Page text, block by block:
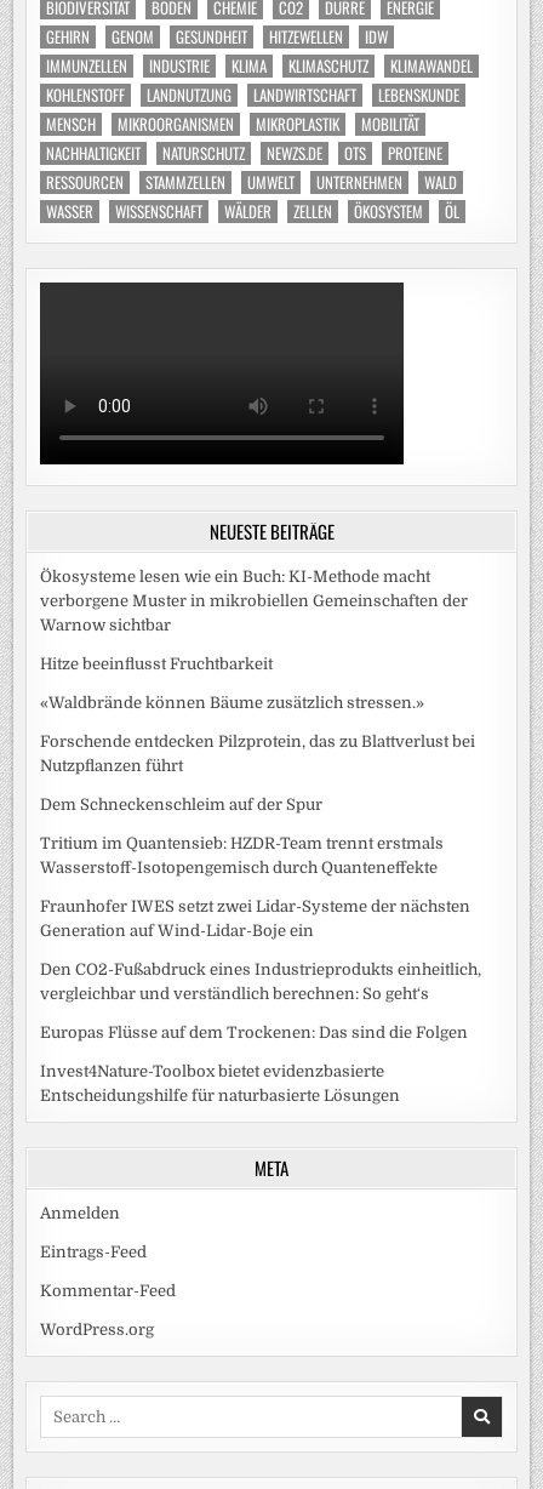
BIODIVERSITÄT BODEN CHEMIE CO2 DÜRRE
ENERGIE
GEHIRN
GENOM GESUNDHEIT HITZEWELLEN
IDW
IMMUNZELLEN
INDUSTRIE KLIMA KLIMASCHUTZ
KLIMAWANDEL
KOHLENSTOFF
LANDNUTZUNG LANDWIRTSCHAFT
LEBENSKUNDE
MENSCH
MIKROORGANISMEN MIKROPLASTIK
MOBILITÄT
NACHHALTIGKEIT
NATURSCHUTZ NEWZS.DE OTS
PROTEINE
RESSOURCEN
STAMMZELLEN UMWELT UNTERNEHMEN
WALD
WASSER
WISSENSCHAFT WÄLDER ZELLEN ÖKOSYSTEM ÖL
NEUESTE BEITRÄGE
Ökosysteme lesen wie ein Buch: KI-Methode macht
verborgene Muster in mikrobiellen Gemeinschaften der
Warnow sichtbar
Hitze beeinflusst Fruchtbarkeit
«Waldbrände können Bäume zusätzlich stressen.»
Forschende entdecken Pilzprotein, das zu Blattverlust bei
Nutzpflanzen führt
Dem Schneckenschleim auf der Spur
Tritium im Quantensieb: HZDR-Team trennt erstmals
Wasserstoff-Isotopengemisch durch Quanteneffekte
Fraunhofer IWES setzt zwei Lidar-Systeme der nächsten
Generation auf Wind-Lidar-Boje ein
Den CO2-Fußabdruck eines Industrieprodukts einheitlich,
vergleichbar und verständlich berechnen: So geht‘s
Europas Flüsse auf dem Trockenen: Das sind die Folgen
Invest4Nature-Toolbox bietet evidenzbasierte
Entscheidungshilfe für naturbasierte Lösungen
META
Anmelden
Eintrags-Feed
Kommentar-Feed
WordPress.org
Search